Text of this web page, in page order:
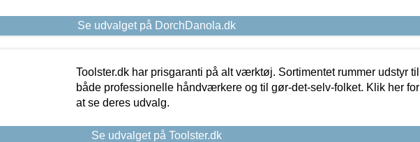
Se udvalget på DorchDanola.dk
Toolster.dk har prisgaranti på alt værktøj. Sortimentet rummer udstyr til
både professionelle håndværkere og til gør-det-selv-folket. Klik her for
at se deres udvalg.
Se udvalget på Toolster.dk